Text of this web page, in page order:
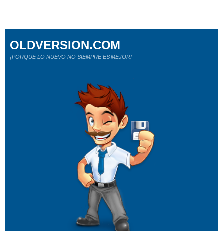
OLDVERSION.COM
¡PORQUE LO NUEVO NO SIEMPRE ES MEJOR!